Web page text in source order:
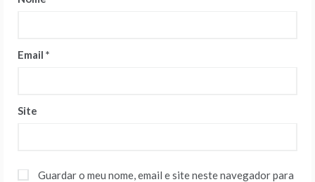
Email *
Site
Guardar o meu nome, email e site neste navegador para